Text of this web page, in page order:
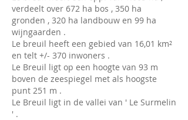
verdeelt over 672 ha bos , 350 ha
gronden , 320 ha landbouw en 99 ha
wijngaarden .
Le breuil heeft een gebied van 16,01 km²
en telt +/- 370 inwoners .
Le Breuil ligt op een hoogte van 93 m
boven de zeespiegel met als hoogste
punt 251 m .
Le Breuil ligt in de vallei van ' Le Surmelin
' .